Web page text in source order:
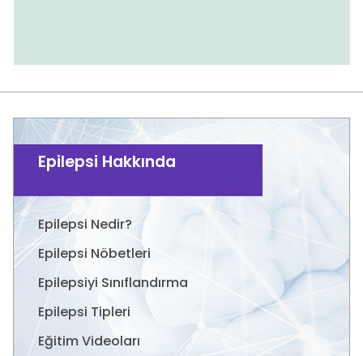
Epilepsi Hakkında
Epilepsi Nedir?
Epilepsi Nöbetleri
Epilepsiyi Sınıflandırma
Epilepsi Tipleri
Eğitim Videoları